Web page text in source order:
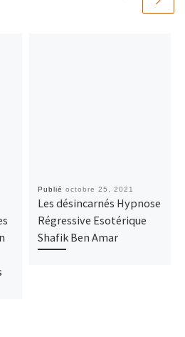
Publié octobre 25, 2021
Les désincarnés Hypnose
Régressive Esotérique
Shafik Ben Amar